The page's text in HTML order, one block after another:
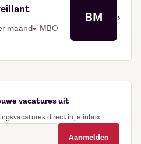
maand MBO
BM ›
vacatures uit
direct in je inbox.
Aanmelden